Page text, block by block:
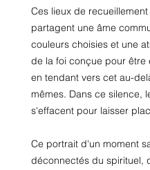
Ces lieux de
partagent une âme
couleurs choisies et une
de la foi conçue pour être
en tendant vers cet au-
mêmes. Dans ce silence,
s'effacent pour laisser
Ce portrait d'un moment
déconnectés du spirituel,